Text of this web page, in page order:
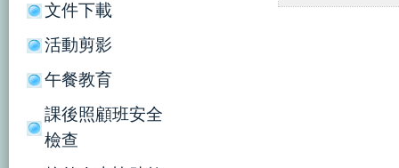
文件下載
活動剪影
午餐教育
課後照顧班安全
檢查